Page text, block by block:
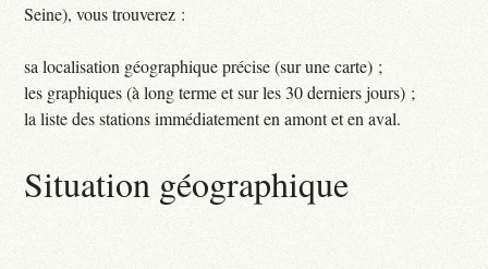
Seine), vous trouverez :
sa localisation géographique précise (sur une carte) ;
les graphiques (à long terme et sur les 30 derniers jours) ;
la liste des stations immédiatement en amont et en aval.
Situation géographique